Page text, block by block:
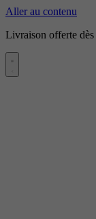
Aller au contenu
Livraison offerte dès